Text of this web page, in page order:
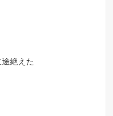
絶えた